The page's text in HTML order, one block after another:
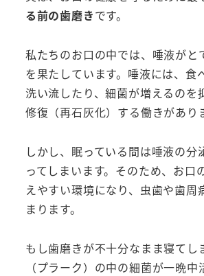
る前の歯磨きです。
私たちのお口の中では、唾液がと
を果たしています。唾液には、食
洗い流したり、細菌が増えるのを
修復（再石灰化）する働きがあり
しかし、眠っている間は唾液の分
ってしまいます。そのため、お口
えやすい環境になり、虫歯や歯周
まります。
もし歯磨きが不十分なまま寝てし
（プラーク）の中の細菌が一晩中